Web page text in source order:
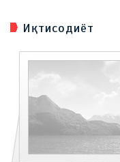
Иқтисодиёт